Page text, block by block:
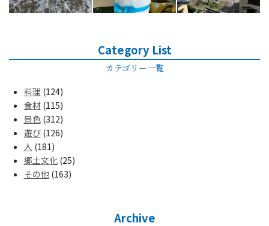
Category List
カテゴリー一覧
料理 (124)
食材(115)
景色(312)
遊び(126)
人 (181)
郷土文化(25)
その他(163)
Archive